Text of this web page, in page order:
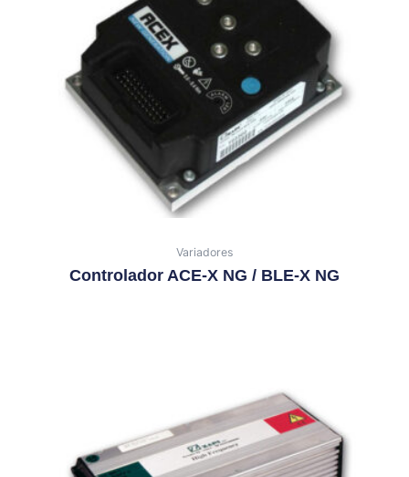
Variadores
Controlador ACE-X NG / BLE-X NG